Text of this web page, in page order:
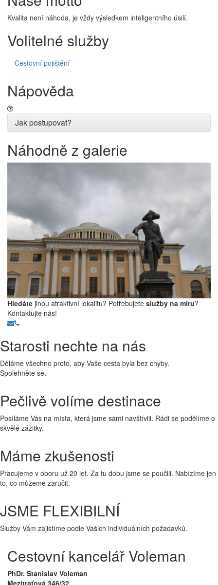
Kvalita není náhoda, je vždy výsledkem inteligentního úsilí.
Volitelné služby
Cestovní pojištění
Nápověda
Jak postupovat?
Náhodně z galerie
Hledáte jinou atraktivní lokalitu? Potřebujete služby na míru?
Kontaktujte nás!
Starosti nechte na nás
Děláme všechno proto, aby Vaše cesta byla bez chyby.
Spolehněte se.
Pečlivě volíme destinace
Posíláme Vás na místa, která jsme sami navštívili. Rádi se podělíme o
skvělé zážitky.
Máme zkušenosti
Pracujeme v oboru už 20 let. Za tu dobu jsme se poučili. Nabízíme jen
to, co můžeme zaručit.
JSME FLEXIBILNÍ
Služby Vám zajistíme podle Vašich individuálních požadavků.
Cestovní kancelář Voleman
PhDr. Stanislav Voleman
Mezitraťová 346/32